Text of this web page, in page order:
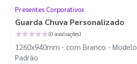
Presentes Corporativos
Guarda Chuva Personalizado
(0 avaliações)
1260x940mm - com Branco - Modelo
Padrão